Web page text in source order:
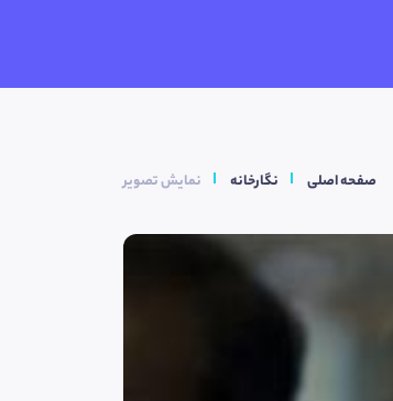
صفحه اصلی نگارخانه نمایش تصویر